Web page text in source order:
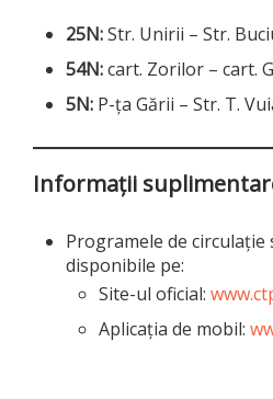
25N:Str. Unirii – Str.
54N:cart. Zorilor – cart.
5N: P-ța Gării – Str. T.
Informații
Programele de
disponibile pe:
Site-ul oficial:
Aplicația de mobil: